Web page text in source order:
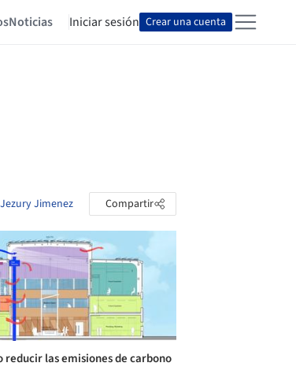
Noticias Iniciar sesión Crear una cuenta
Jimenez Compartir
reducir las emisiones de carbono